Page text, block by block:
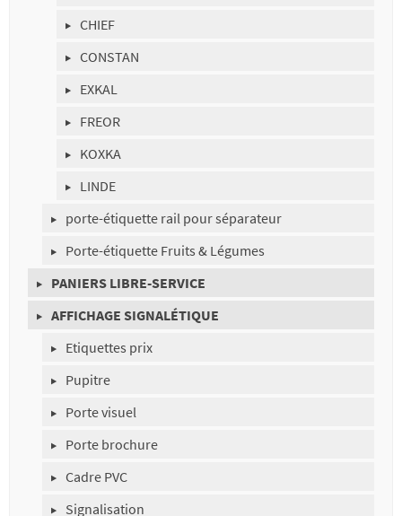
CHIEF
CONSTAN
EXKAL
FREOR
KOXKA
LINDE
porte-étiquette rail pour séparateur
Porte-étiquette Fruits & Légumes
PANIERS LIBRE-SERVICE
AFFICHAGE SIGNALÉTIQUE
Etiquettes prix
Pupitre
Porte visuel
Porte brochure
Cadre PVC
Signalisation